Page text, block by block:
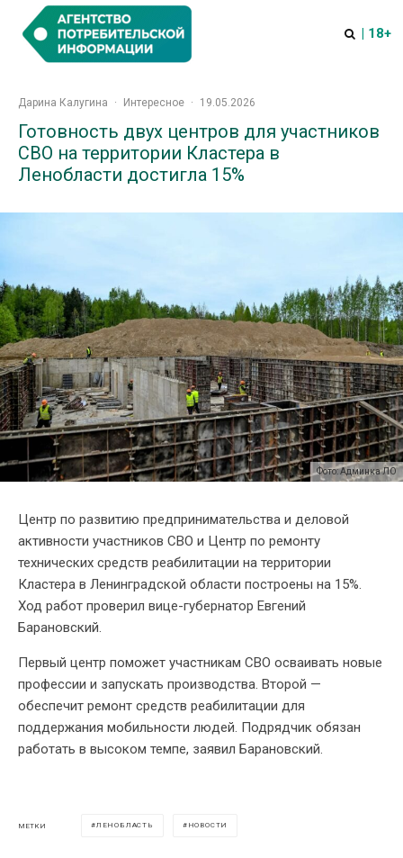
| 18+
Дарина Калугина · Интересное · 19.05.2026
Готовность двух центров для участников
СВО на территории Кластера в
Ленобласти достигла 15%
Фото: Админка ЛО
Центр по развитию предпринимательства и деловой
активности участников СВО и Центр по ремонту
технических средств реабилитации на территории
Кластера в Ленинградской области построены на 15%.
Ход работ проверил вице-губернатор Евгений
Барановский.
Первый центр поможет участникам СВО осваивать новые
профессии и запускать производства. Второй —
обеспечит ремонт средств реабилитации для
поддержания мобильности людей. Подрядчик обязан
работать в высоком темпе, заявил Барановский.
МЕТКИ ЛЕНОБЛАСТЬ НОВОСТИ